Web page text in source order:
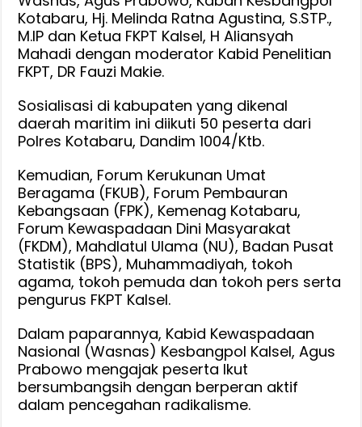
Kotabaru, Hj. Melinda Ratna Agustina, S.STP.,
M.IP dan Ketua FKPT Kalsel, H Aliansyah
Mahadi dengan moderator Kabid Penelitian
FKPT, DR Fauzi Makie.
Sosialisasi di kabupaten yang dikenal
daerah maritim ini diikuti 50 peserta dari
Polres Kotabaru, Dandim 1004/Ktb.
Kemudian, Forum Kerukunan Umat
Beragama (FKUB), Forum Pembauran
Kebangsaan (FPK), Kemenag Kotabaru,
Forum Kewaspadaan Dini Masyarakat
(FKDM), Mahdlatul Ulama (NU), Badan Pusat
Statistik (BPS), Muhammadiyah, tokoh
agama, tokoh pemuda dan tokoh pers serta
pengurus FKPT Kalsel.
Dalam paparannya, Kabid Kewaspadaan
Nasional (Wasnas) Kesbangpol Kalsel, Agus
Prabowo mengajak peserta Ikut
bersumbangsih dengan berperan aktif
dalam pencegahan radikalisme.